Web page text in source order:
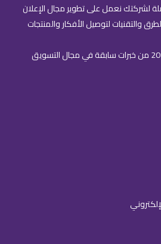
لشركتك نعمل على تطوير مجال الإعلان
والتقنيات لتوصيل الأفكار والمنتجات
تأسست الشركة في سنة 2017 من خبرات سابقة في مجال التسويق